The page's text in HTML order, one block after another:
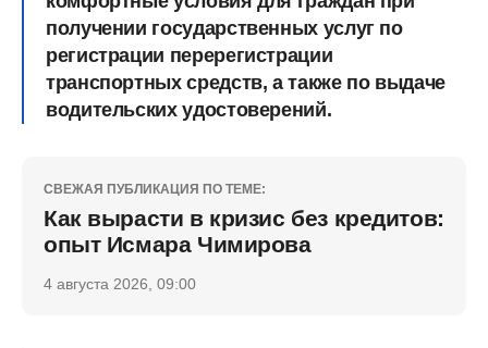
получении государственных услуг по
регистрации перерегистрации
транспортных средств, а также по выдаче
водительских удостоверений.
СВЕЖАЯ ПУБЛИКАЦИЯ ПО ТЕМЕ:
Как вырасти в кризис без кредитов:
опыт Исмара Чимирова
4 августа 2026, 09:00